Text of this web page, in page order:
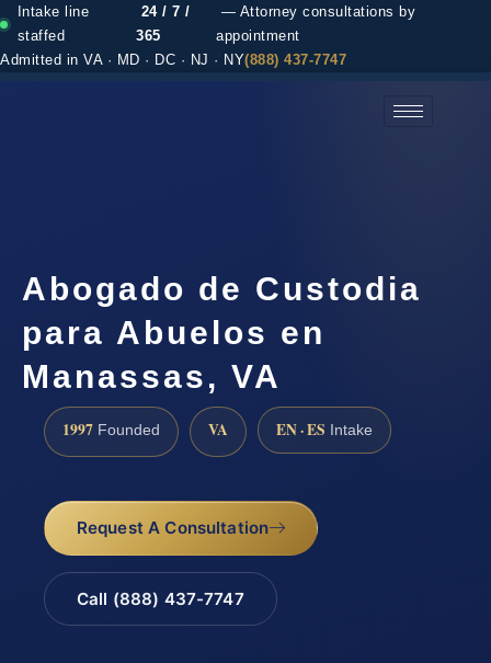
Intake line
staffed
24 / 7 /
365
— Attorney consultations by
appointment
Admitted in VA · MD · DC · NJ · NY(888) 437-7747
Abogado de Custodia
para Abuelos en
Manassas, VA
1997 Founded VA EN · ES Intake
Request A Consultation
Call (888) 437-7747